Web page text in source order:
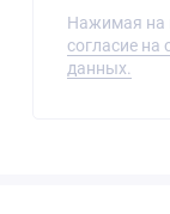
Нажимая на
согласие на
данных.